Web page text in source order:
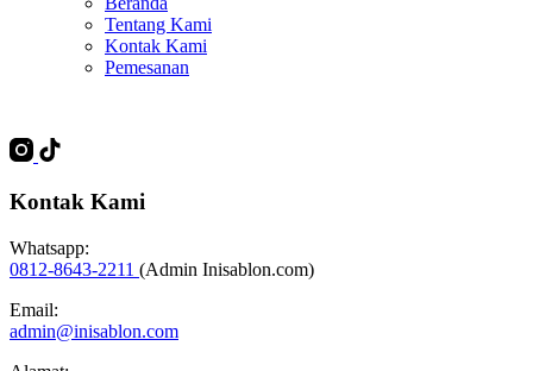
Tentang Kami
Kontak Kami
Pemesanan
Kontak Kami
Whatsapp:
0812-8643-2211 (Admin Inisablon.com)
Email:
admin@inisablon.com